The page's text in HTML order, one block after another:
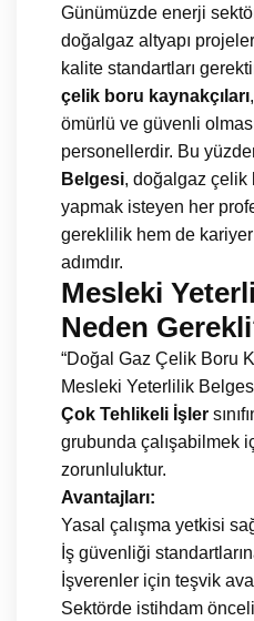
Günümüzde enerji
doğalgaz altyapı
kalite standartları
çelik boru kaynakçıları
ömürlü ve güvenli
personellerdir. Bu
Belgesi, doğalgaz çelik
yapmak isteyen her
gereklilik hem de kariyer
adımdır.
Mesleki
Neden
“Doğal Gaz Çelik Boru
Mesleki Yeterlilik
Çok Tehlikeli İşler
grubunda çalışabilmek
zorunluluktur.
Avantajları:
Yasal çalışma yetkisi
İş güvenliği
İşverenler için teşvik
Sektörde istihdam